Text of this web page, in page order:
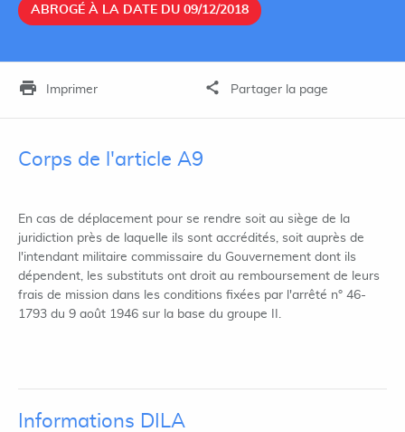
ABROGÉ À LA DATE DU 09/12/2018
Imprimer Partager la page
Corps de l'article A9
En cas de déplacement pour se rendre soit au siège de la
juridiction près de laquelle ils sont accrédités, soit auprès de
l'intendant militaire commissaire du Gouvernement dont ils
dépendent, les substituts ont droit au remboursement de leurs
frais de mission dans les conditions fixées par l'arrêté n° 46-
1793 du 9 août 1946 sur la base du groupe II.
Informations DILA